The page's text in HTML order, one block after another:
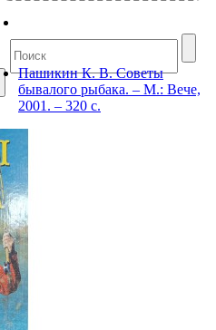
Пашикин К. В. Советы
бывалого рыбака. – М.: Вече,
2001. – 320 с.